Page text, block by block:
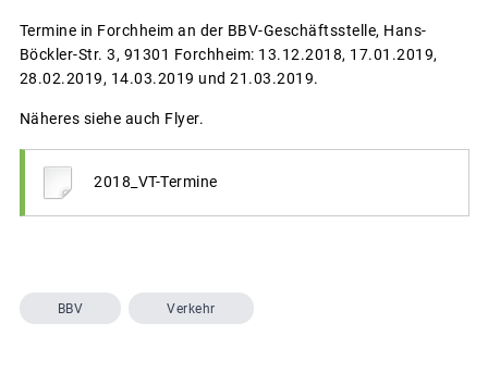
Termine in Forchheim an der BBV-Geschäftsstelle, Hans-
Böckler-Str. 3, 91301 Forchheim: 13.12.2018, 17.01.2019,
28.02.2019, 14.03.2019 und 21.03.2019.
Näheres siehe auch Flyer.
2018_VT-Termine
BBV Verkehr